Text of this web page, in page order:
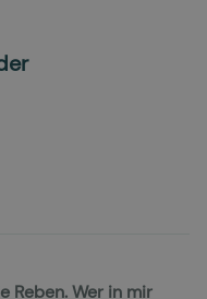
Reben. Wer in mir